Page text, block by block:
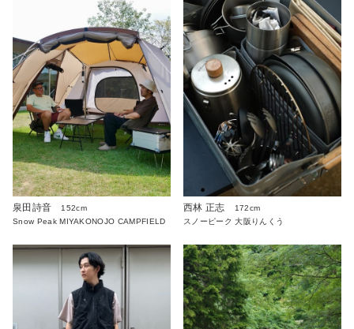
泉田詩音
152cm
Snow Peak MIYAKONOJO CAMPFIELD
西林 正志
172cm
スノーピーク 大阪りんくう